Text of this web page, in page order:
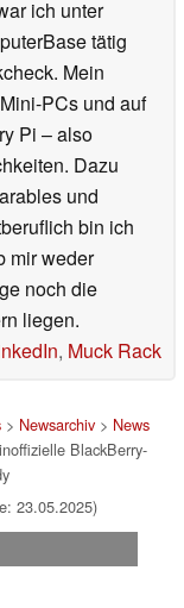
ich unter
tätig
Mein
PCs und auf
Pi – also
Dazu
und
bin ich
mir weder
noch die
liegen.
, Muck Rack
> Newsarchiv> News
BlackBerry-
23.05.2025)